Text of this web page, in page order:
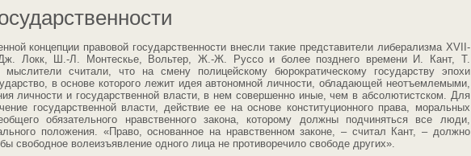
концепции правовой государственности внесли такие представители либерализма XVII-
Локк, Ш.-Л. Монтескье, Вольтер, Ж.-Ж. Руссо и более позднего времени И. Кант, Т.
считали, что на смену полицейскому бюрократическому государству эпохи
в основе которого лежит идея автономной личности, обладающей неотъемлемыми,
личности и государственной власти, в нем совершенно иные, чем в абсолютистском. Для
государственной власти, действие ее на основе конституционного права, моральных
обязательного нравственного закона, которому должны подчиняться все люди,
положения. «Право, основанное на нравственном законе, – считал Кант, – должно
свободное волеизъявление одного лица не противоречило свободе других».